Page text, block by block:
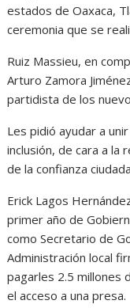
estados de Oaxaca,
ceremonia que se
Ruiz Massieu, en
Arturo Zamora
partidista de los
Les pidió ayudar a
inclusión, de cara a la
de la confianza
Erick Lagos
primer año de
como Secretario de
Administración local
pagarles 2.5 millones
el acceso a una presa.